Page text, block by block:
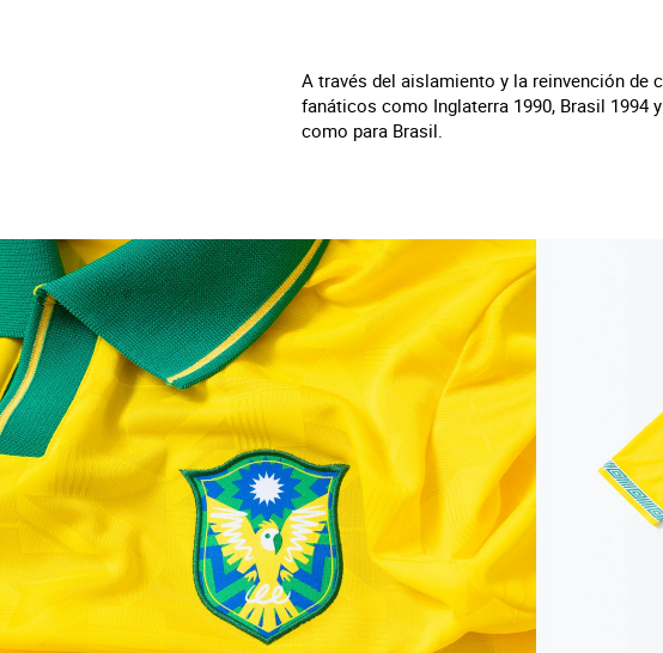
A través del aislamiento y la reinvención
fanáticos como Inglaterra 1990, Brasil 1994
como para Brasil.